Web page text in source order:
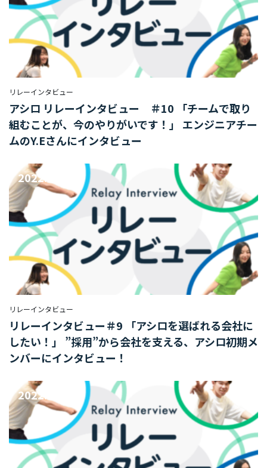
ア/
デ
ザ
イ
ー
保
険
事
業
経
営
企
画
部/
経
営
管
理
ORGANIZATION
組織を知る
利
厚
生/
社
内
制
度
リレーインタビュー
アシロ リレーインタビュー ＃10 「チームで取り
組むことが、今のやりがいです！」 エンジニアチー
ムのY.Eさんにインタビュー
2022.09.15
リレーインタビュー
リレーインタビュー＃9 「アシロを選ばれる会社に
したい！」 ”採用”から会社を支える、アシロ初期メ
ンバーにインタビュー！
2022.08.30